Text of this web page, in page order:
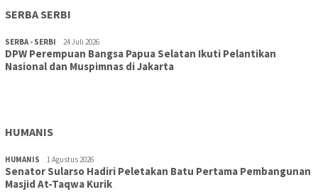
SERBA SERBI
SERBA - SERBI 24 Juli 2026
DPW Perempuan Bangsa Papua Selatan Ikuti Pelantikan
Nasional dan Muspimnas di Jakarta
TOPIK 30 Juli 2026
Wujudkan Sekolah Adiwiyata:SD Inpres Polder Merauke
HUMANIS
HUMANIS 1 Agustus 2026
Senator Sularso Hadiri Peletakan Batu Pertama Pembangunan
Masjid At-Taqwa Kurik